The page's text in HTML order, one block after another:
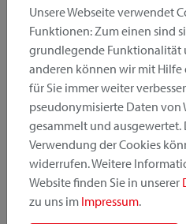
Produktkategorie
Montageposition
Befestigungssystem
Unsere Webseite verwendet
Funktionen: Zum einen sind
grundlegende Funktionalität
anderen können wir mit Hilfe
für Sie immer weiter
pseudonymisierte Daten von
gesammelt und ausgewertet.
Verwendung der Cookies
widerrufen. Weitere
Website finden Sie in unserer
zu uns im Impressum.